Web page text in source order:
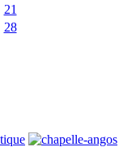
21
28